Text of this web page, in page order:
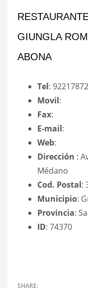
GIUNGLA
ABONA
Tel:
Movil:
Fax:
E-mail:
Web:
Dirección :
Médano
Cod. Postal:
Municipio:
Provincia:
ID: 74370